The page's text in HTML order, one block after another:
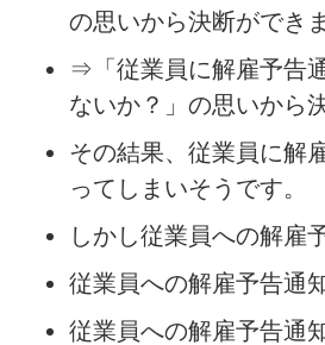
の思いから決断ができ
⇒「従業員に解雇予告
ないか？」の思いから
その結果、従業員に解
ってしまいそうです。
しかし従業員への解雇
従業員への解雇予告通
従業員への解雇予告通